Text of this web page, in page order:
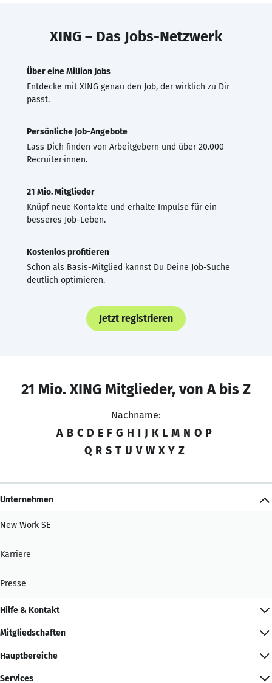
XING – Das Jobs-Netzwerk
Über eine Million Jobs
Entdecke mit XING genau den Job, der wirklich zu Dir
passt.
Persönliche Job-Angebote
Lass Dich finden von Arbeitgebern und über 20.000
Recruiter·innen.
21 Mio. Mitglieder
Knüpf neue Kontakte und erhalte Impulse für ein
besseres Job-Leben.
Kostenlos profitieren
Schon als Basis-Mitglied kannst Du Deine Job-Suche
deutlich optimieren.
Jetzt registrieren
21 Mio. XING Mitglieder, von A bis Z
Nachname:
A B C D E F G H I J K L M N O P
Q R S T U V W X Y Z
Unternehmen
New Work SE
Karriere
Presse
Hilfe & Kontakt
Mitgliedschaften
Hauptbereiche
Services